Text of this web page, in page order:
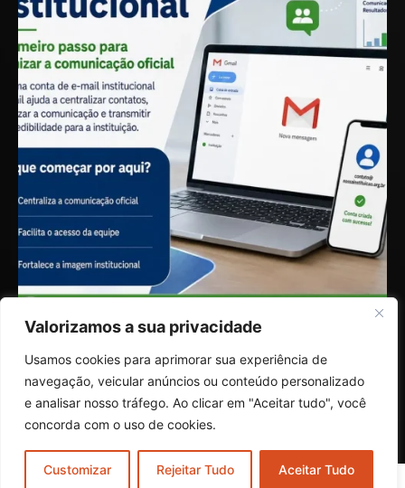
Valorizamos a sua privacidade
Usamos cookies para aprimorar sua experiência de
navegação, veicular anúncios ou conteúdo personalizado
e analisar nosso tráfego. Ao clicar em "Aceitar tudo", você
concorda com o uso de cookies.
Customizar Rejeitar Tudo Aceitar Tudo
Seguir no Instagram